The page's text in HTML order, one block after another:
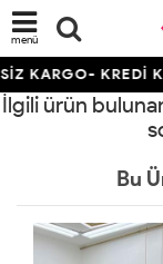
menü
KARGO- KREDİ
İlgili ürün
Bu